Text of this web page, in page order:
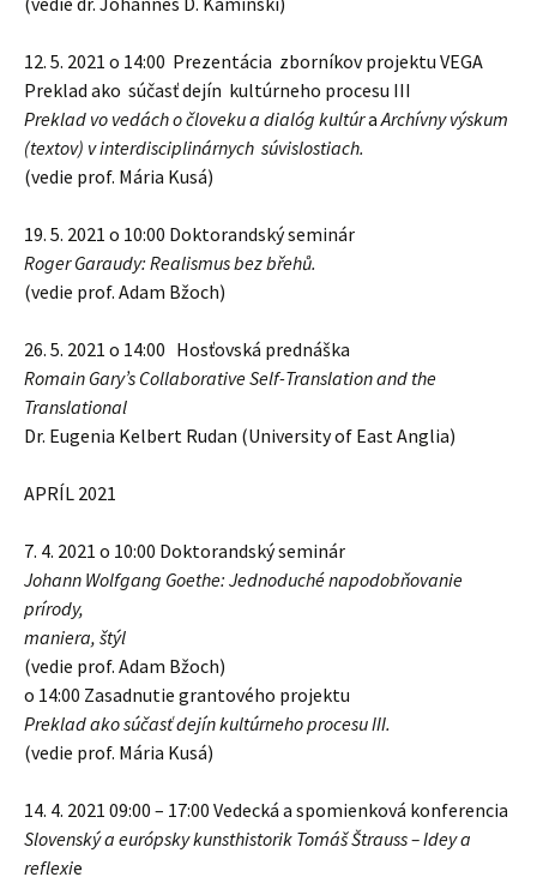
12. 5. 2021 o 14:00 Prezentácia zborníkov projektu VEGA
Preklad ako súčasť dejín kultúrneho procesu III
Preklad vo vedách o človeku a dialóg kultúraArchívny výskum
(textov) v interdisciplinárnych súvislostiach.
(vedie prof. Mária Kusá)
19. 5. 2021 o 10:00 Doktorandský seminár
Roger Garaudy: Realismus bez břehů.
(vedie prof. Adam Bžoch)
26. 5. 2021 o 14:00 Hosťovská prednáška
Romain Gary’s Collaborative Self-Translation and the
Translational
Dr. Eugenia Kelbert Rudan (University of East Anglia)
APRÍL 2021
7. 4. 2021 o 10:00 Doktorandský seminár
Johann Wolfgang Goethe: Jednoduché napodobňovanie
prírody,
maniera, štýl
(vedie prof. Adam Bžoch)
o 14:00 Zasadnutie grantového projektu
Preklad ako súčasť dejín kultúrneho procesu III.
(vedie prof. Mária Kusá)
14. 4. 2021 09:00 – 17:00 Vedecká a spomienková konferencia
Slovenský a európsky kunsthistorik Tomáš Štrauss – Idey a
reflexie